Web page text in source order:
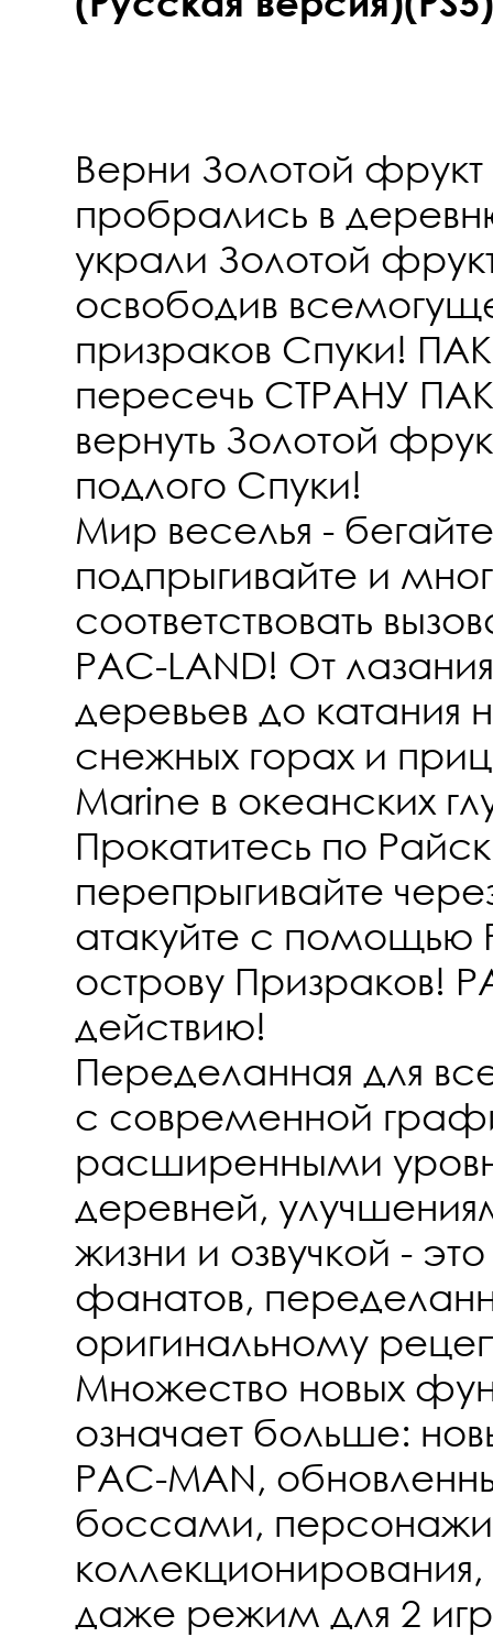
Верни Золотой
пробрались в
украли Золотой
освободив
призраков Спуки!
пересечь СТРАНУ
вернуть Золотой
подлого Спуки!
Мир веселья -
подпрыгивайте и
соответствовать
PAC-LAND! От
деревьев до катания
снежных горах и
Marine в океанских
Прокатитесь по
перепрыгивайте
атакуйте с помощью
острову Призраков!
действию!
Переделанная для
с современной
расширенными
деревней,
жизни и озвучкой -
фанатов,
оригинальному
Множество новых
означает больше:
PAC-MAN,
боссами,
даже режим для 2